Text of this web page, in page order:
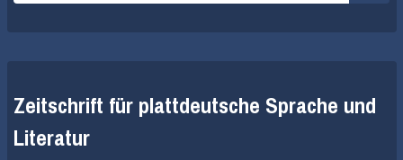
Zeitschrift für plattdeutsche Sprache und
Literatur